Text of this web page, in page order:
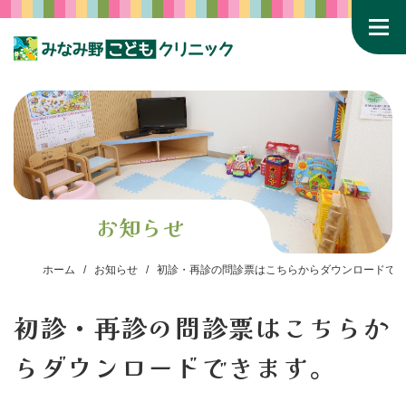
お知らせ
ホーム お知らせ 初診・再診の問診票はこちらからダウンロードで
初診・再診の問診票はこちらか
らダウンロードできます。